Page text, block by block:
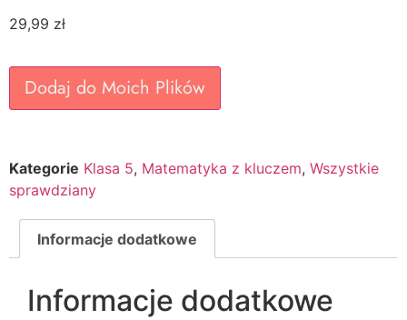
29,99 zł
Dodaj do Moich Plików
Kategorie Klasa 5, Matematyka z kluczem, Wszystkie
sprawdziany
Informacje dodatkowe
Informacje dodatkowe